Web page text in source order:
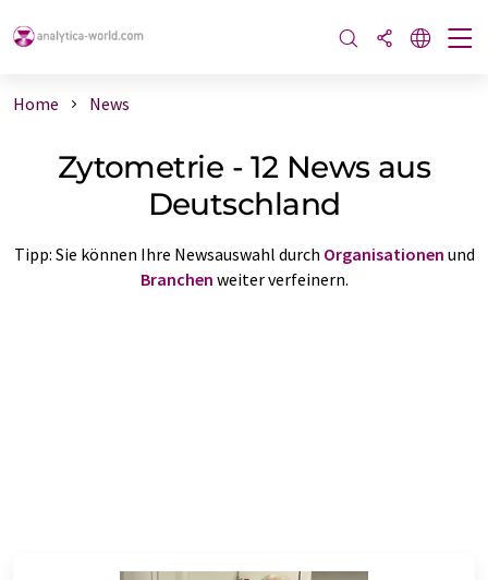
Home News
Zytometrie - 12 News aus
Deutschland
Tipp: Sie können Ihre Newsauswahl durch Organisationen und
Branchen weiter verfeinern.